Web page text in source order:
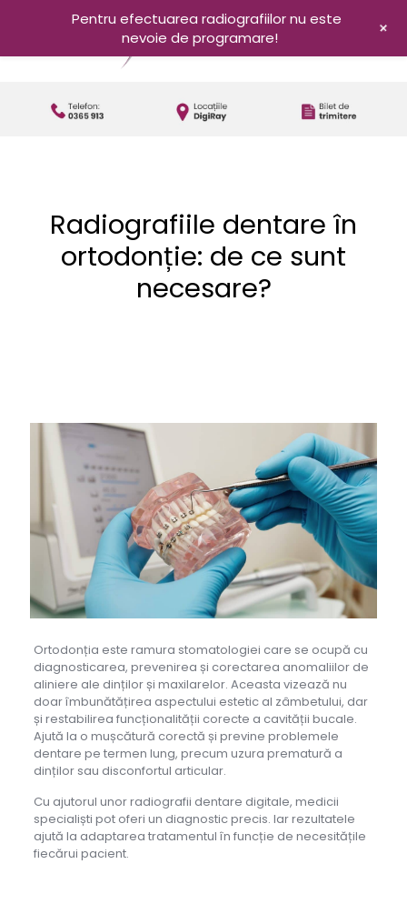
Radiografiile dentare în
ortodonție: de ce sunt
necesare?
Ortodonția este ramura stomatologiei care se ocupă cu
diagnosticarea, prevenirea și corectarea anomaliilor de
aliniere ale dinților și maxilarelor. Aceasta vizează nu
doar îmbunătățirea aspectului estetic al zâmbetului, dar
și restabilirea funcționalității corecte a cavității bucale.
Ajută la o mușcătură corectă și previne problemele
dentare pe termen lung, precum uzura prematură a
dinților sau disconfortul articular.
Cu ajutorul unor radiografii dentare digitale, medicii
specialiști pot oferi un diagnostic precis. Iar rezultatele
ajută la adaptarea tratamentul în funcție de necesitățile
fiecărui pacient.
Pentru efectuarea radiografiilor nu este
nevoie de programare!
+